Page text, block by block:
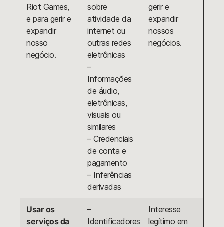
Riot Games,
e para gerir e
expandir
nosso
negócio.
sobre
atividade da
internet ou
outras redes
eletrônicas
–
Informações
de áudio,
eletrônicas,
visuais ou
similares
– Credenciais
de conta e
pagamento
– Inferências
derivadas
gerir e
expandir
nossos
negócios.
Usar os
serviços da
–
Identificadores
Interesse
legítimo em